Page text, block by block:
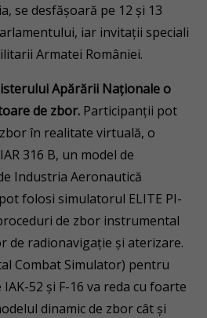
se desfășoară pe 12 și 13
iar invitații speciali
Armatei României.
Apărării Naționale o
de zbor. Participanții pot
în realitate virtuală, o
316 B, un model de
Industria Aeronautică
folosi simulatorul ELITE PI-
de zbor instrumental
de radionavigație și aterizare.
Combat Simulator) pentru
52 și F-16 va reda cu foarte
dinamic de zbor cât și